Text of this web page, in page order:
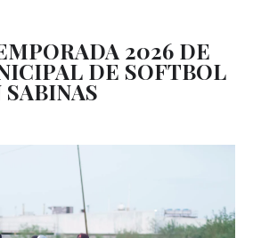
2026 DE
DE SOFTBOL